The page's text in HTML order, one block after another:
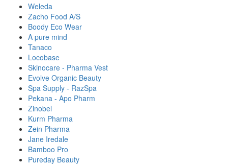
Weleda
Zacho Food A/S
Boody Eco Wear
A pure mind
Tanaco
Locobase
Skinocare - Pharma Vest
Evolve Organic Beauty
Spa Supply - RazSpa
Pekana - Apo Pharm
Zinobel
Kurm Pharma
Zein Pharma
Jane Iredale
Bamboo Pro
Pureday Beauty